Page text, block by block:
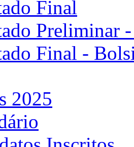
Final
Preliminar
Final -
2025